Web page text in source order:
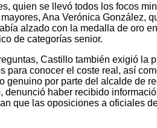
quien se llevó todos los focos
Ana Verónica González,
alzado con la medalla de oro
de categorías senior.
Castillo también exigió la
para conocer el coste real, así
genuino por parte del alcalde de
denunció haber recibido
que las oposiciones a oficiales